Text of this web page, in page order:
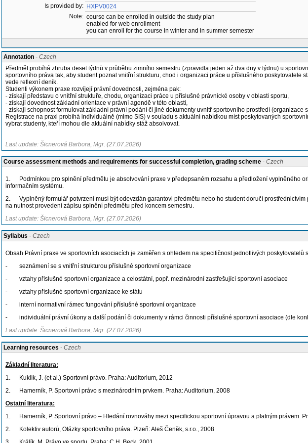
Is provided by: HXPV0024
Note: course can be enrolled in outside the study plan
enabled for web enrollment
you can enroll for the course in winter and in summer semester
Annotation - Czech
Předmět probíhá zhruba deset týdnů v průběhu zimního semestru (zpravidla jeden až dva dny v týdnu) u
sportovního práva tak, aby student poznal vnitřní strukturu, chod i organizaci práce u příslušného
vede reflexní deník.
Studenti výkonem praxe rozvíjejí právní dovednosti, zejména pak:
- získají představu o vnitřní struktuře, chodu, organizaci práce u příslušné právnické osoby v oblasti sportu,
- získají dovednost základní orientace v právní agendě v této oblasti,
- získají schopnost formulovat základní právní podání či jiné dokumenty uvnitř sportovního prostředí
Registrace na praxi probíhá individuálně (mimo SIS) v souladu s aktuální nabídkou míst poskytovaných
vybrat studenty, kteří mohou dle aktuální nabídky stáž absolvovat.
Last update: Šicnerová Barbora, Mgr. (27.07.2026)
Course assessment methods and requirements for successful completion, grading scheme - Czech
1. Podmínkou pro splnění předmětu je absolvování praxe v předepsaném rozsahu a předložení vyplněného
informačním systému.
2. Vyplněný formulář potvrzení musí být odevzdán garantovi předmětu nebo ho student doručí
na nutnost provedení zápisu splnění předmětu před koncem semestru.
Last update: Šicnerová Barbora, Mgr. (27.07.2026)
Syllabus - Czech
Obsah Právní praxe ve sportovních asociacích je zaměřen s ohledem na specifičnost jednotlivých poskytovatelů
- seznámení se s vnitřní strukturou příslušné sportovní organizace
- vztahy příslušné sportovní organizace a celostátní, popř. mezinárodní zastřešující sportovní asociace
- vztahy příslušné sportovní organizace ke státu
- interní normativní rámec fungování příslušné sportovní organizace
- individuální právní úkony a další podání či dokumenty v rámci činnosti příslušné sportovní asociace (dle
Last update: Šicnerová Barbora, Mgr. (27.07.2026)
Learning resources - Czech
Základní literatura:
1. Kuklík, J. (et al.) Sportovní právo. Praha: Auditorium, 2012
2. Hamerník, P. Sportovní právo s mezinárodním prvkem. Praha: Auditorium, 2008
Ostatní literatura:
1. Hamerník, P. Sportovní právo – Hledání rovnováhy mezi specifickou sportovní úpravou a platným právem.
2. Kolektiv autorů, Otázky sportovního práva. Plzeň: Aleš Čeněk, s.r.o., 2008